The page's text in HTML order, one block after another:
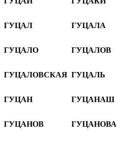
ГУЦАЛ ГУЦАЛА
ГУЦАЛО ГУЦАЛОВ
ГУЦАЛОВСКАЯ ГУЦАЛЬ
ГУЦАН ГУЦАНАШ
ГУЦАНОВ ГУЦАНОВА